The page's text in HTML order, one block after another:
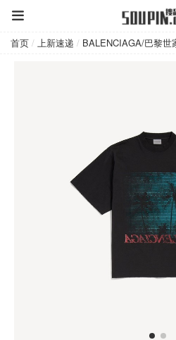
首页 / 上新速递 / BALENCIAGA/巴黎世
BALENCIAGA/